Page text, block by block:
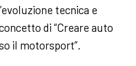
tecnica e
di “Creare auto
il motorsport”.